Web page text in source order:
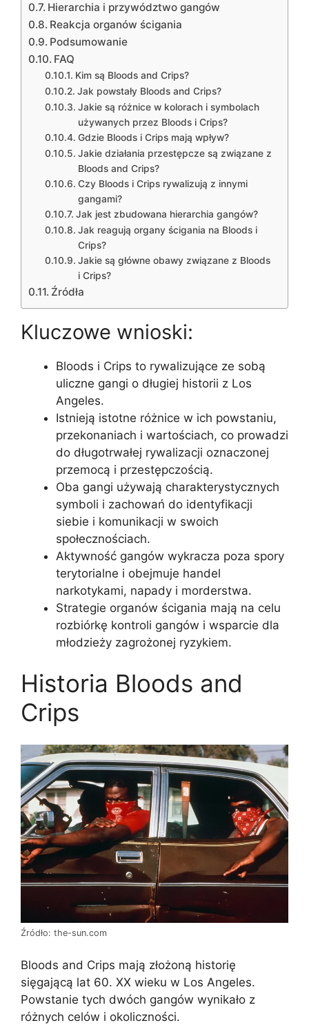
Hierarchia i przywództwo gangów
Reakcja organów ścigania
Podsumowanie
FAQ
Kim są Bloods and Crips?
Jak powstały Bloods and Crips?
Jakie są różnice w kolorach i symbolach
używanych przez Bloods i Crips?
Gdzie Bloods i Crips mają wpływ?
Jakie działania przestępcze są związane z
Bloods and Crips?
Czy Bloods i Crips rywalizują z innymi
gangami?
Jak jest zbudowana hierarchia gangów?
Jak reagują organy ścigania na Bloods i
Crips?
Jakie są główne obawy związane z Bloods
i Crips?
Źródła
Kluczowe wnioski:
Bloods i Crips to rywalizujące ze sobą
uliczne gangi o długiej historii z Los
Angeles.
Istnieją istotne różnice w ich powstaniu,
przekonaniach i wartościach, co prowadzi
do długotrwałej rywalizacji oznaczonej
przemocą i przestępczością.
Oba gangi używają charakterystycznych
symboli i zachowań do identyfikacji
siebie i komunikacji w swoich
społecznościach.
Aktywność gangów wykracza poza spory
terytorialne i obejmuje handel
narkotykami, napady i morderstwa.
Strategie organów ścigania mają na celu
rozbiórkę kontroli gangów i wsparcie dla
młodzieży zagrożonej ryzykiem.
Historia Bloods and
Crips
Źródło: the-sun.com
Bloods and Crips mają złożoną historię
sięgającą lat 60. XX wieku w Los Angeles.
Powstanie tych dwóch gangów wynikało z
różnych celów i okoliczności.